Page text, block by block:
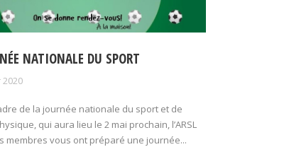
NATIONALE DU SPORT
2020
de la journée nationale du sport et de
qui aura lieu le 2 mai prochain, l’ARSL
membres vous ont préparé une journée...